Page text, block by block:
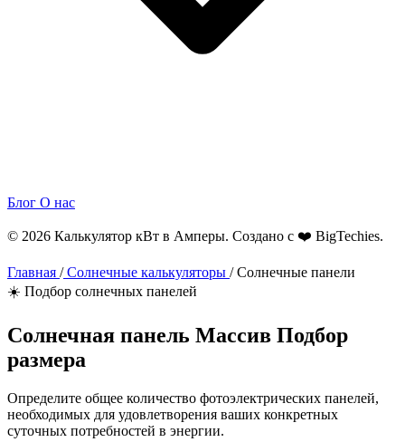
Блог О нас
© 2026 Калькулятор кВт в Амперы. Создано с ❤️ BigTechies.
Главная /Солнечные калькуляторы /Солнечные панели
☀️ Подбор солнечных панелей
Солнечная панель Массив Подбор
размера
Определите общее количество фотоэлектрических панелей,
необходимых для удовлетворения ваших конкретных
суточных потребностей в энергии.